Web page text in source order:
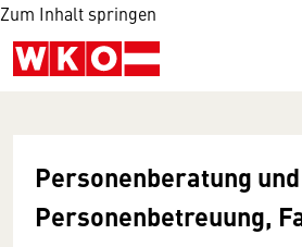
Zum Inhalt springen
Personenberatung und
Personenbetreuung,